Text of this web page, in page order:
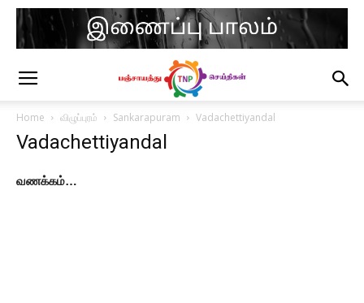
Home விழுப்புரம் Sankarapuram Vadachettiyandal
Vadachettiyandal
வணக்கம்…